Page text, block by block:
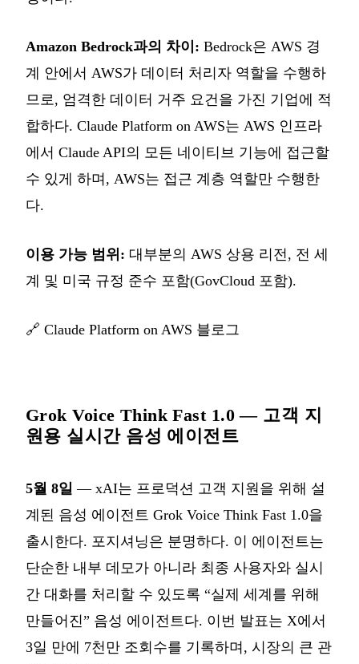
Amazon Bedrock과의 차이: Bedrock은 AWS 경
계 안에서 AWS가 데이터 처리자 역할을 수행하
므로, 엄격한 데이터 거주 요건을 가진 기업에 적
합하다. Claude Platform on AWS는 AWS 인프라
에서 Claude API의 모든 네이티브 기능에 접근할
수 있게 하며, AWS는 접근 계층 역할만 수행한
다.
이용 가능 범위: 대부분의 AWS 상용 리전, 전 세
계 및 미국 규정 준수 포함(GovCloud 포함).
🔗 Claude Platform on AWS 블로그
Grok Voice Think Fast 1.0 — 고객 지
원용 실시간 음성 에이전트
5월 8일 — xAI는 프로덕션 고객 지원을 위해 설
계된 음성 에이전트 Grok Voice Think Fast 1.0을
출시한다. 포지셔닝은 분명하다. 이 에이전트는
단순한 내부 데모가 아니라 최종 사용자와 실시
간 대화를 처리할 수 있도록 “실제 세계를 위해
만들어진” 음성 에이전트다. 이번 발표는 X에서
3일 만에 7천만 조회수를 기록하며, 시장의 큰 관